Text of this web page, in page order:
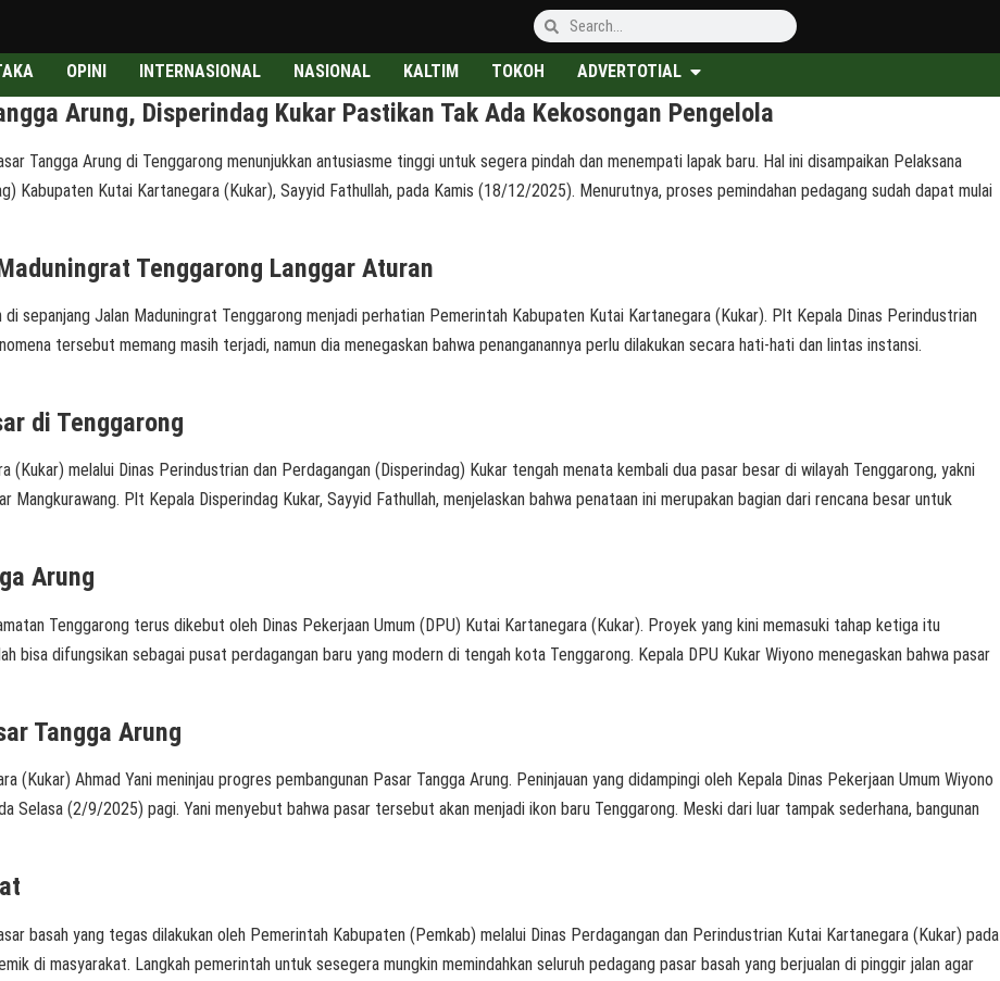
OPINI INTERNASIONAL NASIONAL KALTIM TOKOH ADVERTOTIAL
Arung, Disperindag Kukar Pastikan Tak Ada Kekosongan Pengelola
Tangga Arung di Tenggarong menunjukkan antusiasme tinggi untuk segera pindah dan menempati lapak baru. Hal ini disampaikan Pelaksana
Kabupaten Kutai Kartanegara (Kukar), Sayyid Fathullah, pada Kamis (18/12/2025). Menurutnya, proses pemindahan pedagang sudah dapat mulai
Tenggarong Langgar Aturan
di sepanjang Jalan Maduningrat Tenggarong menjadi perhatian Pemerintah Kabupaten Kutai Kartanegara (Kukar). Plt Kepala Dinas Perindustrian
tersebut memang masih terjadi, namun dia menegaskan bahwa penanganannya perlu dilakukan secara hati-hati dan lintas instansi.
di Tenggarong
(Kukar) melalui Dinas Perindustrian dan Perdagangan (Disperindag) Kukar tengah menata kembali dua pasar besar di wilayah Tenggarong, yakni
Mangkurawang. Plt Kepala Disperindag Kukar, Sayyid Fathullah, menjelaskan bahwa penataan ini merupakan bagian dari rencana besar untuk
Arung
Tenggarong terus dikebut oleh Dinas Pekerjaan Umum (DPU) Kutai Kartanegara (Kukar). Proyek yang kini memasuki tahap ketiga itu
bisa difungsikan sebagai pusat perdagangan baru yang modern di tengah kota Tenggarong. Kepala DPU Kukar Wiyono menegaskan bahwa pasar
Tangga Arung
(Kukar) Ahmad Yani meninjau progres pembangunan Pasar Tangga Arung. Peninjauan yang didampingi oleh Kepala Dinas Pekerjaan Umum Wiyono
Selasa (2/9/2025) pagi. Yani menyebut bahwa pasar tersebut akan menjadi ikon baru Tenggarong. Meski dari luar tampak sederhana, bangunan
basah yang tegas dilakukan oleh Pemerintah Kabupaten (Pemkab) melalui Dinas Perdagangan dan Perindustrian Kutai Kartanegara (Kukar) pada
di masyarakat. Langkah pemerintah untuk sesegera mungkin memindahkan seluruh pedagang pasar basah yang berjualan di pinggir jalan agar